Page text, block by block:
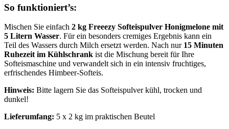
So funktioniert’s:
Mischen Sie einfach 2 kg Freeezy Softeispulver Honigmelone mit
5 Litern Wasser. Für ein besonders cremiges Ergebnis kann ein
Teil des Wassers durch Milch ersetzt werden. Nach nur 15 Minuten
Ruhezeit im Kühlschrank ist die Mischung bereit für Ihre
Softeismaschine und verwandelt sich in ein intensiv fruchtiges,
erfrischendes Himbeer-Softeis.
Hinweis: Bitte lagern Sie das Softeispulver kühl, trocken und
dunkel!
Lieferumfang: 5 x 2 kg im praktischen Beutel